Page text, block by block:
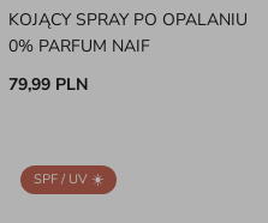
KOJĄCY SPRAY PO OPALANIU
0% PARFUM NAIF
79,99 PLN
SPF / UV ☀️